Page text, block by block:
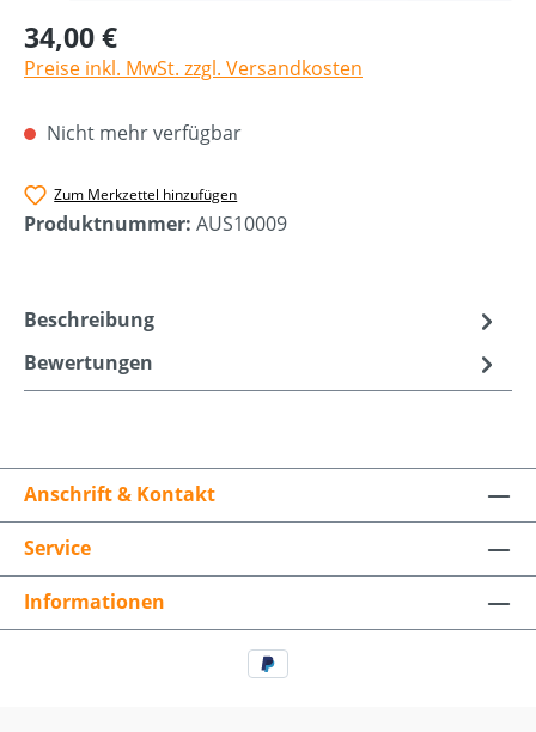
34,00 €
Preise inkl. MwSt. zzgl. Versandkosten
Nicht mehr verfügbar
Zum Merkzettel hinzufügen
Produktnummer: AUS10009
Beschreibung
Bewertungen
Anschrift & Kontakt
Service
Informationen